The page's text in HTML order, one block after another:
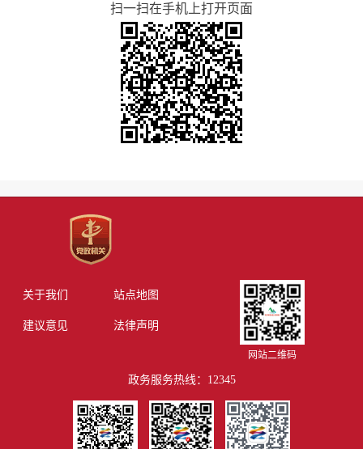
扫一扫在手机上打开页面
关于我们 站点地图
建议意见 法律声明
网站二维码
政务服务热线：12345